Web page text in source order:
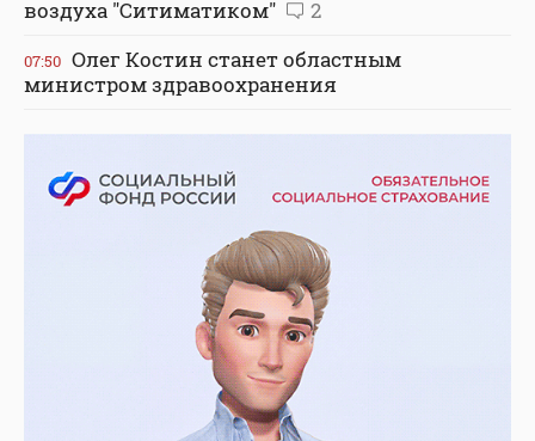
воздуха "Ситиматиком"
2
07:50 Олег Костин станет областным
министром здравоохранения